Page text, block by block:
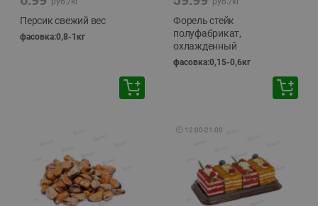
Персик свежий вес
фасовка:0,8-1кг
Форель стейк
полуфабрикат,
охлажденный
фасовка:0,15-0,6кг
🕘 12:00-21:00